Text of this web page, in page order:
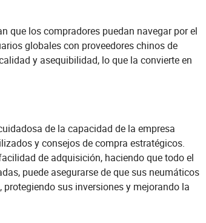
que los compradores puedan navegar por el
globales con proveedores chinos de
y asequibilidad, lo que la convierte en
de la capacidad de la empresa
y consejos de compra estratégicos.
de adquisición, haciendo que todo el
puede asegurarse de que sus neumáticos
sus inversiones y mejorando la